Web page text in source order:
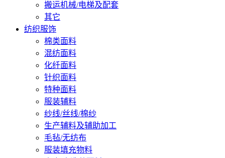
搬运机械/电梯及配套
其它
纺织服饰
棉类面料
混纺面料
化纤面料
针织面料
特种面料
服装辅料
纱线/丝线/棉纱
生产辅料及辅助加工
毛毡/无纺布
服装填充物料